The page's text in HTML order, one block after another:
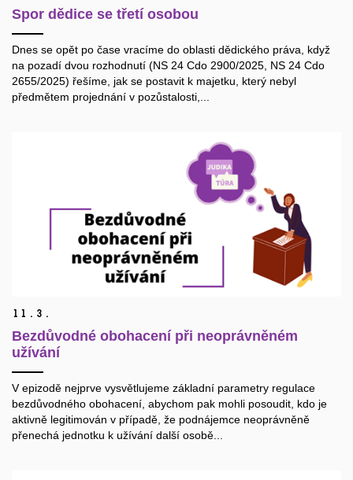
Spor dědice se třetí osobou
Dnes se opět po čase vracíme do oblasti dědického práva, když
na pozadí dvou rozhodnutí (NS 24 Cdo 2900/2025, NS 24 Cdo
2655/2025) řešíme, jak se postavit k majetku, který nebyl
předmětem projednání v pozůstalosti,...
11. 3.
Bezdůvodné obohacení při neoprávněném
užívání
V epizodě nejprve vysvětlujeme základní parametry regulace
bezdůvodného obohacení, abychom pak mohli posoudit, kdo je
aktivně legitimován v případě, že podnájemce neoprávněně
přenechá jednotku k užívání další osobě...